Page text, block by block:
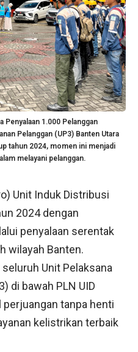
Penyalaan 1.000 Pelanggan
Pelanggan (UP3) Banten Utara
tahun 2024, momen ini menjadi
melayani pelanggan.
Unit Induk Distribusi
2024 dengan
penyalaan serentak
wilayah Banten.
Unit Pelaksana
di bawah PLN UID
tanpa henti
kelistrikan terbaik